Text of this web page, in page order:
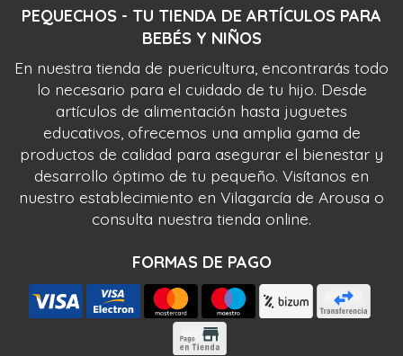
PEQUECHOS - TU TIENDA DE ARTÍCULOS PARA
BEBÉS Y NIÑOS
En nuestra tienda de puericultura, encontrarás todo
lo necesario para el cuidado de tu hijo. Desde
artículos de alimentación hasta juguetes
educativos, ofrecemos una amplia gama de
productos de calidad para asegurar el bienestar y
desarrollo óptimo de tu pequeño. Visítanos en
nuestro establecimiento en Vilagarcía de Arousa o
consulta nuestra tienda online.
FORMAS DE PAGO